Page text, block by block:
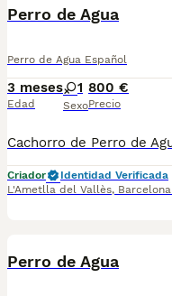
Perro de Agua
Perro de Agua Español
3 meses
Edad
1
Sexo
800 €
Precio
Criador
Identidad Verificada
L'Ametlla del Vallès, Barcelona
Perro de Agua